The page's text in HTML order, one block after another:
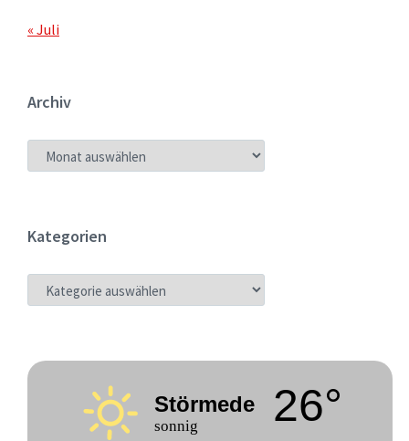
« Juli
Archiv
ARCHIV
Kategorien
KATEGORIEN
Störmede
sonnig 26°